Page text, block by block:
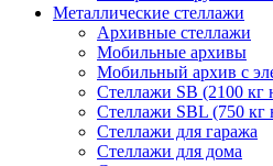
Металлические стеллажи
Архивные стеллажи
Мобильные архивы
Мобильный архив с
Стеллажи SB (2100 кг
Стеллажи SBL (750 кг
Стеллажи для гаража
Стеллажи для дома